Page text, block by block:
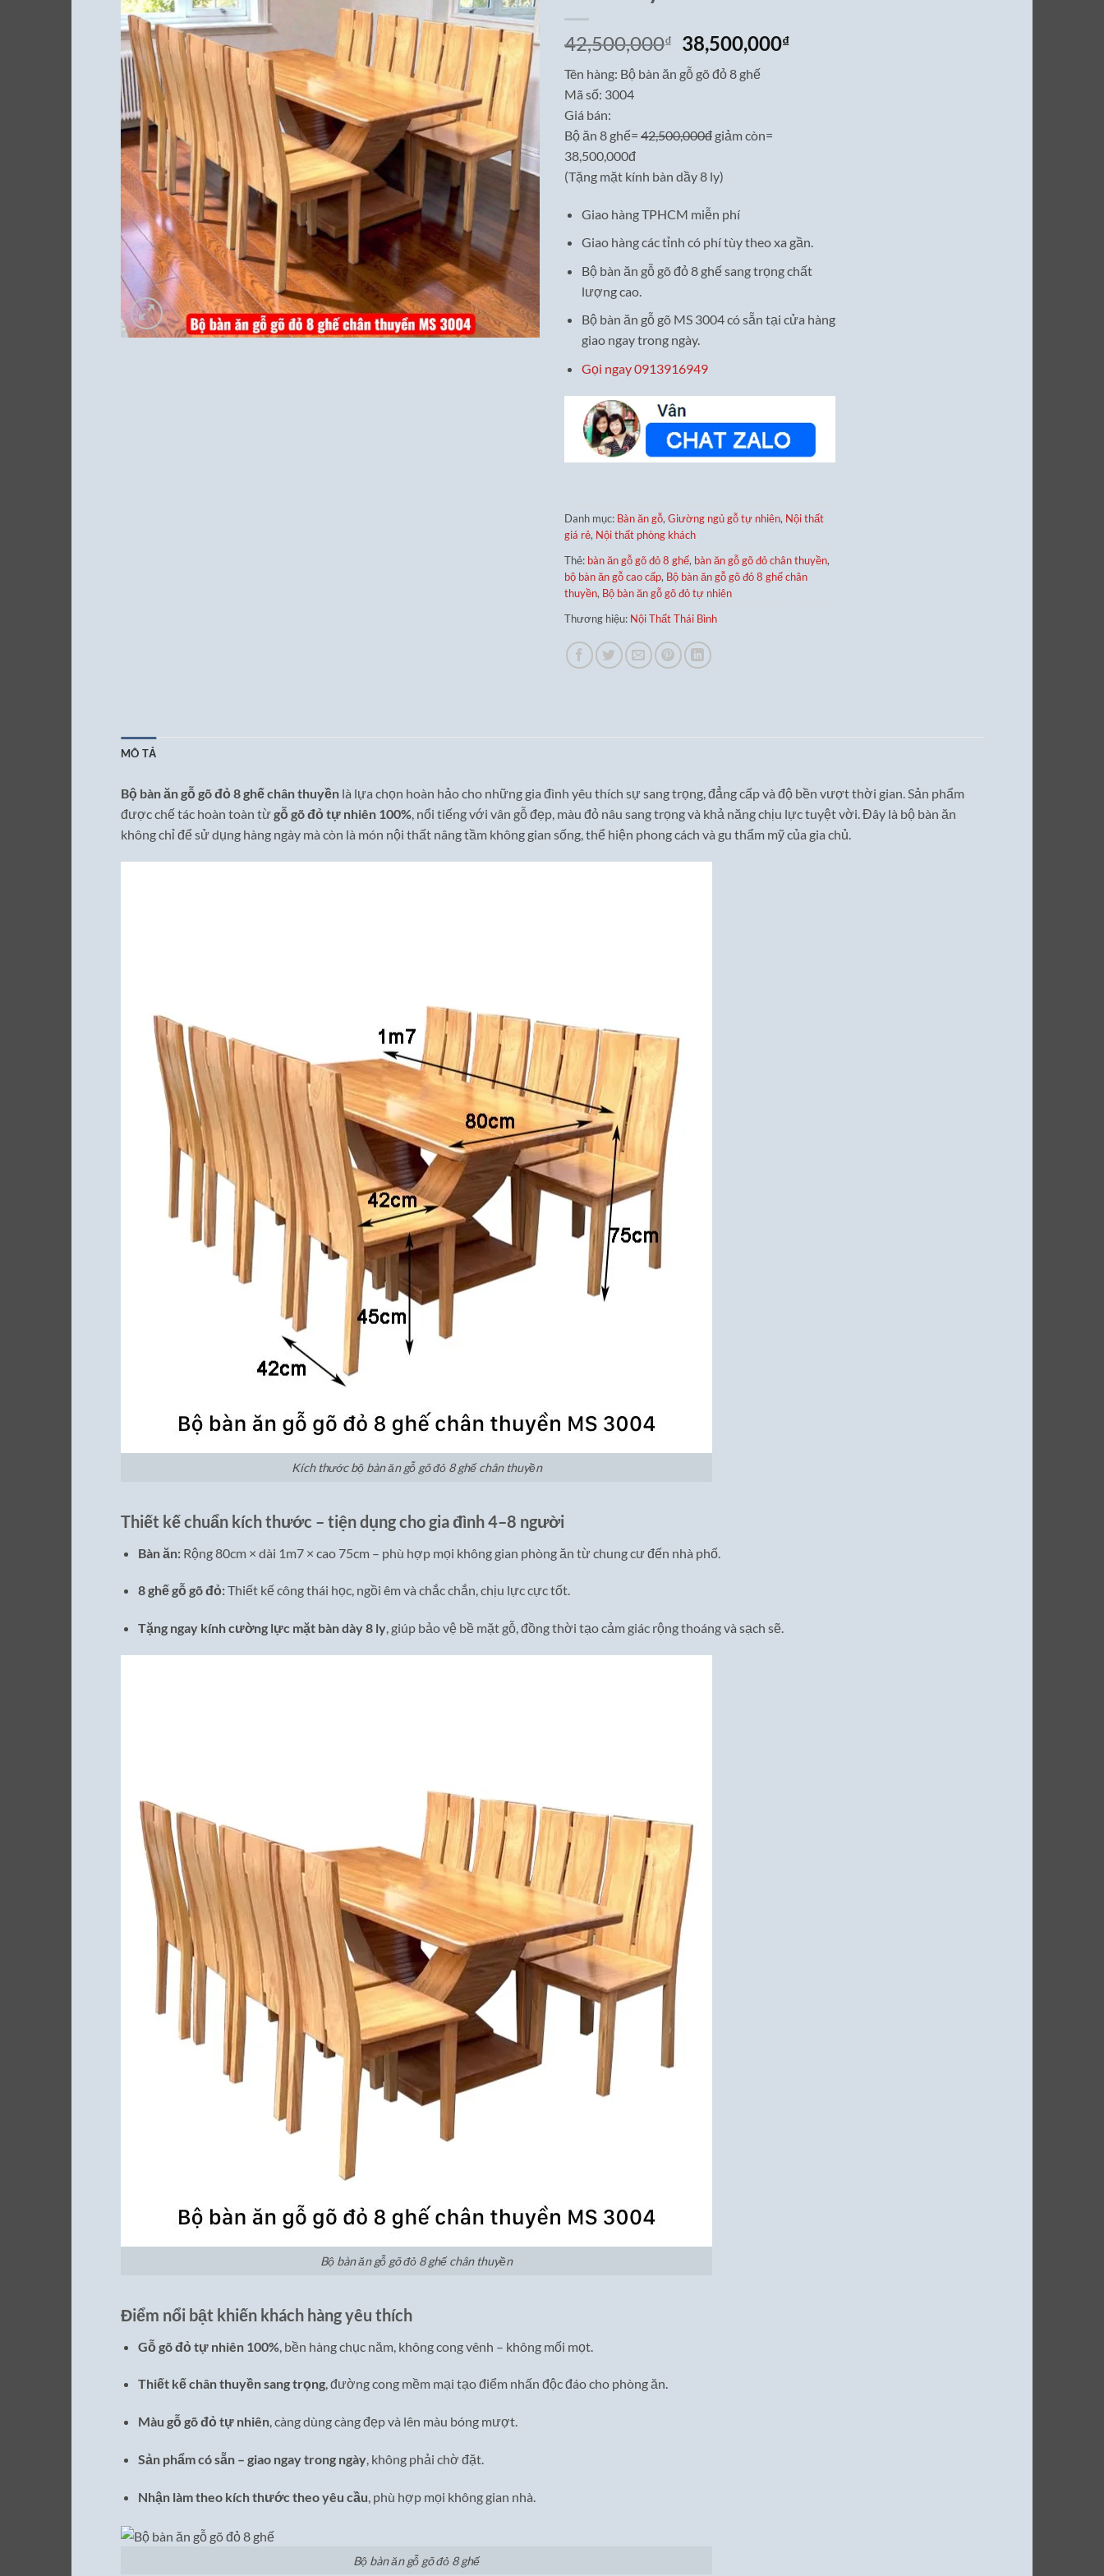
42,500,000₫
Giá
gốc
là:
38,500,000₫Giá
Tên hàng: Bộ bàn ăn gỗ gõ đỏ 8 ghế
Mã số: 3004
Giá bán:
Bộ ăn 8 ghế= 42,500,000đ giảm còn=
38,500,000đ
(Tặng mặt kính bàn dầy 8 ly)
Giao hàng TPHCM miễn phí
Giao hàng các tỉnh có phí tùy theo xa gần.
Bộ bàn ăn gỗ gõ đỏ 8 ghế sang trọng chất
lượng cao.
Bộ bàn ăn gỗ gõ MS 3004 có sẵn tại cửa hàng
giao ngay trong ngày.
Gọi ngay 0913916949
Danh mục: Bàn ăn gỗ, Giường ngủ gỗ tự nhiên, Nội thất
giá rẻ, Nội thất phòng khách
Thẻ: bàn ăn gỗ gõ đỏ 8 ghế, bàn ăn gỗ gõ đỏ chân thuyền,
bộ bàn ăn gỗ cao cấp, Bộ bàn ăn gỗ gõ đỏ 8 ghế chân
thuyền, Bộ bàn ăn gỗ gõ đỏ tự nhiên
Thương hiệu: Nội Thất Thái Bình
MÔ TẢ
Bộ bàn ăn gỗ gõ đỏ 8 ghế chân thuyền là lựa chọn hoàn hảo cho những gia đình yêu thích sự sang trọng, đẳng cấp và độ bền vượt thời gian. Sản phẩm
được chế tác hoàn toàn từgỗ gõ đỏ tự nhiên 100%, nổi tiếng với vân gỗ đẹp, màu đỏ nâu sang trọng và khả năng chịu lực tuyệt vời. Đây là bộ bàn ăn
không chỉ để sử dụng hàng ngày mà còn là món nội thất nâng tầm không gian sống, thể hiện phong cách và gu thẩm mỹ của gia chủ.
Kích thước bộ bàn ăn gỗ gõ đỏ 8 ghế chân thuyền
Thiết kế chuẩn kích thước – tiện dụng cho gia đình 4–8 người
Bàn ăn:Rộng 80cm × dài 1m7 × cao 75cm – phù hợp mọi không gian phòng ăn từ chung cư đến nhà phố.
8 ghế gỗ gõ đỏ:Thiết kế công thái học, ngồi êm và chắc chắn, chịu lực cực tốt.
Tặng ngay kính cường lực mặt bàn dày 8 ly, giúp bảo vệ bề mặt gỗ, đồng thời tạo cảm giác rộng thoáng và sạch sẽ.
Bộ bàn ăn gỗ gõ đỏ 8 ghế chân thuyền
Điểm nổi bật khiến khách hàng yêu thích
Gỗ gõ đỏ tự nhiên 100%, bền hàng chục năm, không cong vênh – không mối mọt.
Thiết kế chân thuyền sang trọng, đường cong mềm mại tạo điểm nhấn độc đáo cho phòng ăn.
Màu gỗ gõ đỏ tự nhiên, càng dùng càng đẹp và lên màu bóng mượt.
Sản phẩm có sẵn – giao ngay trong ngày, không phải chờ đặt.
Nhận làm theo kích thước theo yêu cầu , phù hợp mọi không gian nhà.
Bộ bàn ăn gỗ gõ đỏ 8 ghế